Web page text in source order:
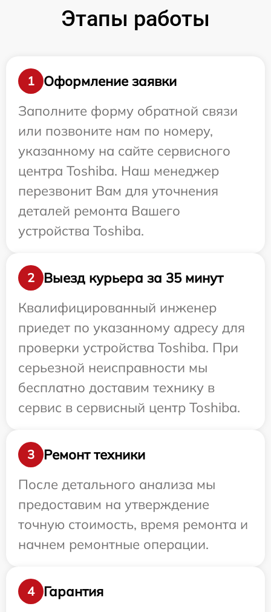
Этапы работы
1
Оформление заявки
Заполните форму обратной связи
или позвоните нам по номеру,
указанному на сайте сервисного
центра Toshiba. Наш менеджер
перезвонит Вам для уточнения
деталей ремонта Вашего
устройства Toshiba.
2
Выезд курьера за 35 минут
Квалифицированный инженер
приедет по указанному адресу для
проверки устройства Toshiba. При
серьезной неисправности мы
бесплатно доставим технику в
сервис в сервисный центр Toshiba.
3
Ремонт техники
После детального анализа мы
предоставим на утверждение
точную стоимость, время ремонта и
начнем ремонтные операции.
4
Гарантия